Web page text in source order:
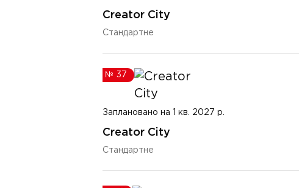
Creator City
Стандартне
№ 37
Заплановано на 1 кв. 2027 р.
Creator City
Стандартне